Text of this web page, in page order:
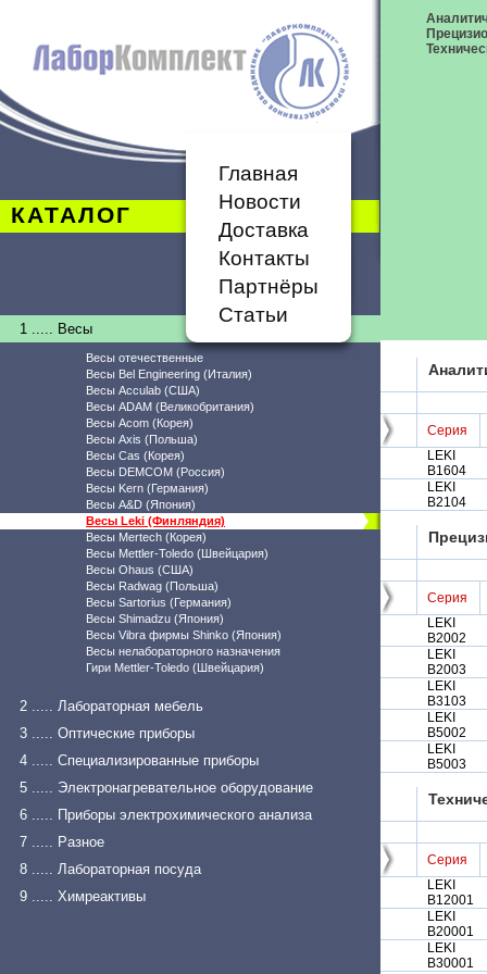
КАТАЛОГ
Главная
Новости
Доставка
Контакты
Партнёры
Статьи
1 ..... Весы
Весы отечественные
Весы Bel Engineering (Италия)
Весы Acculab (США)
Весы ADAM (Великобритания)
Весы Acom (Корея)
Весы Axis (Польша)
Весы Cas (Корея)
Весы DEMCOM (Россия)
Весы Kern (Германия)
Весы A&D (Япония)
Весы Leki (Финляндия)
Весы Mertech (Корея)
Весы Mettler-Toledo (Швейцария)
Весы Ohaus (США)
Весы Radwag (Польша)
Весы Sartorius (Германия)
Весы Shimadzu (Япония)
Весы Vibra фирмы Shinko (Япония)
Весы нелабораторного назначения
Гири Mettler-Toledo (Швейцария)
2 ..... Лабораторная мебель
3 ..... Оптические приборы
4 ..... Специализированные приборы
5 ..... Электронагревательное оборудование
6 ..... Приборы электрохимического анализа
7 ..... Разное
8 ..... Лабораторная посуда
9 ..... Химреактивы
Серия
LEKI
В1604
LEKI
В2104
Серия
LEKI
B2002
LEKI
B2003
LEKI
B3103
LEKI
B5002
LEKI
B5003
Серия
LEKI
B12001
LEKI
B20001
LEKI
B30001